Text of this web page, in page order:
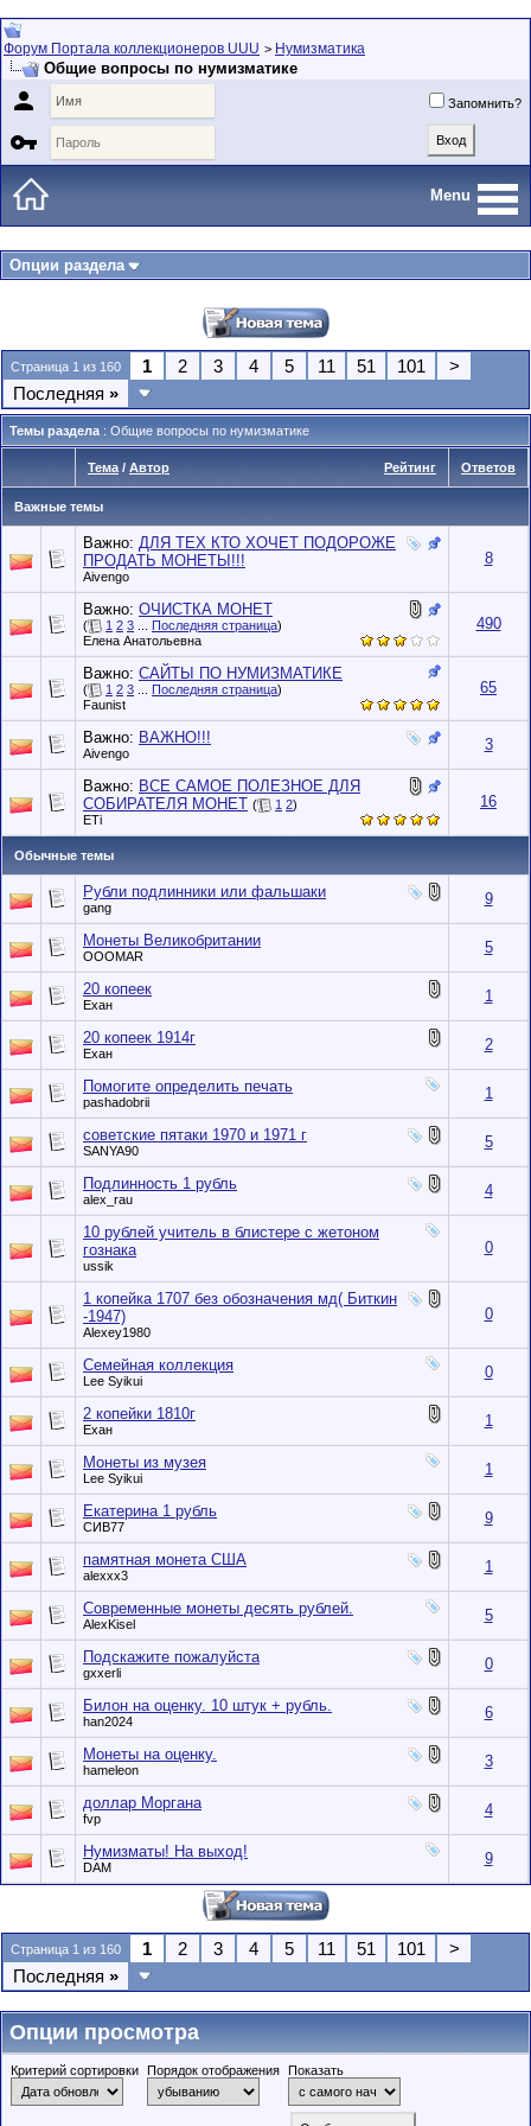
Форум Портала коллекционеров UUU > Нумизматика
Общие вопросы по нумизматике
 Запомнить?

Menu
Опции раздела
Страница 1 из 160 1 2 3 4 5 11 51 101
>
Последняя »
Темы раздела : Общие вопросы по нумизматике
Рейтинг
Тема / Автор Ответов
Важные темы
Важно: ДЛЯ ТЕХ КТО ХОЧЕТ ПОДОРОЖЕ
ПРОДАТЬ МОНЕТЫ!!!
Aivengo
8
Важно: ОЧИСТКА МОНЕТ
( 1 2 3 Последняя страница)
Елена Анатольевна
490
Важно: САЙТЫ ПО НУМИЗМАТИКЕ
( 1 2 3 Последняя страница)
Faunist
65
Важно: ВАЖНО!!!
Aivengo 3
Важно: ВСЕ САМОЕ ПОЛЕЗНОЕ ДЛЯ
СОБИРАТЕЛЯ МОНЕТ ( 1 2)
ETi
16
Обычные темы
Рубли подлинники или фальшаки
gang 9
Монеты Великобритании
OOOMAR 5
20 копеек
Ехан 1
20 копеек 1914г
Ехан 2
Помогите определить печать
pashadobrii 1
советские пятаки 1970 и 1971 г
SANYA90 5
Подлинность 1 рубль
alex_rau 4
10 рублей учитель в блистере с жетоном
гознака
ussik
0
1 копейка 1707 без обозначения мд( Биткин
-1947)
Alexey1980
0
Семейная коллекция
Lee Syikui 0
2 копейки 1810г
Ехан 1
Монеты из музея
Lee Syikui 1
Екатерина 1 рубль
СИВ77 9
памятная монета США
alexxx3 1
Современные монеты десять рублей.
AlexKisel 5
Подскажите пожалуйста
gxxerli 0
Билон на оценку. 10 штук + рубль.
han2024 6
Монеты на оценку.
hameleon 3
доллар Моргана
fvp 4
Нумизматы! На выход!
DAM 9
Страница 1 из 160 1 2 3 4 5 11 51 101
>
Последняя »
Опции просмотра
Критерий сортировки Порядок отображения Показать